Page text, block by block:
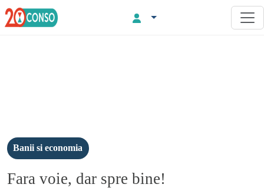
Banii si economia
Fara voie, dar spre bine!